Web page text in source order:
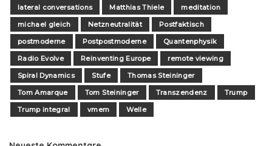
lateral conversations
Matthias Thiele
meditation
michael gleich
Netzneutralität
Postfaktisch
postmoderne
Postpostmoderne
Quantenphysik
Radio Evolve
Reinventing Europe
remote viewing
Spiral Dynamics
Stufe
Thomas Steininger
Tom Amarque
Tom Steininger Transzendenz
Trump
Trump integral
vmem Welle